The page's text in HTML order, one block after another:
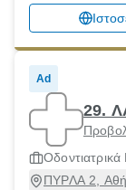
Ad
29.
ΠΥΡΛΑ 2,